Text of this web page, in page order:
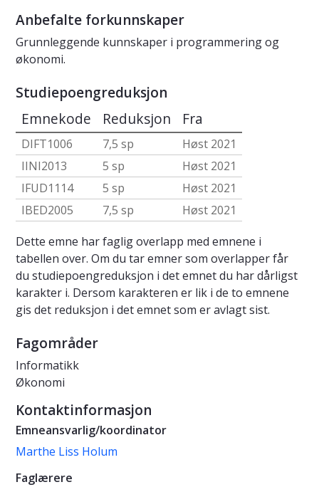
Anbefalte forkunnskaper
Grunnleggende kunnskaper i programmering og
økonomi.
Studiepoengreduksjon
Emnekode Reduksjon Fra
DIFT1006 7,5 sp
Høst 2021
IINI2013
5 sp
Høst 2021
IFUD1114
5 sp
Høst 2021
IBED2005
7,5 sp
Høst 2021
Dette emne har faglig overlapp med emnene i
tabellen over. Om du tar emner som overlapper får
du studiepoengreduksjon i det emnet du har dårligst
karakter i. Dersom karakteren er lik i de to emnene
gis det reduksjon i det emnet som er avlagt sist.
Fagområder
Informatikk
Økonomi
Kontaktinformasjon
Emneansvarlig/koordinator
Marthe Liss Holum
Faglærere